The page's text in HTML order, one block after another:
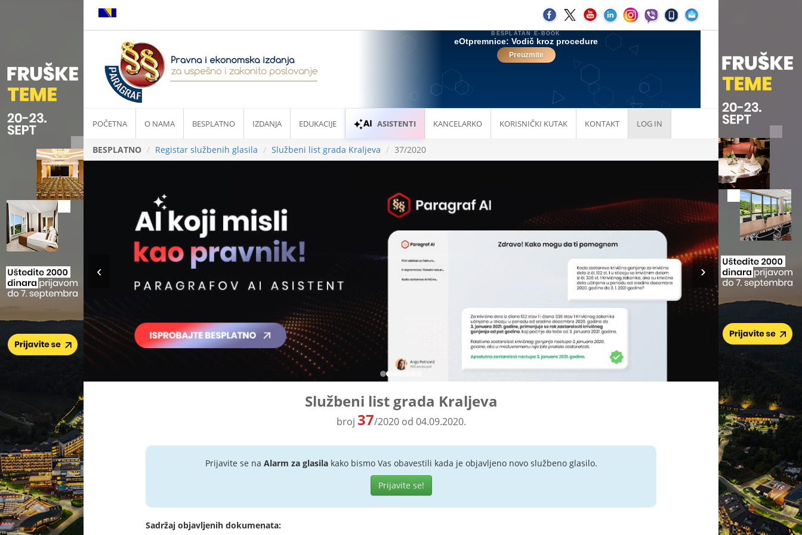
POČETNA O NAMA BESPLATNO IZDANJA EDUKACIJE ASISTENTI KANCELARKO KORISNIČKI KUTAK KONTAKT LOG IN
BESPLATNO Registar službenih glasila Službeni list grada Kraljeva 37/2020
Službeni list grada Kraljeva
broj 37/2020 od 04.09.2020.
Prijavite se na Alarm za glasilakako bismo Vas obavestili kada je objavljeno novo službeno glasilo.
Prijavite se!
Sadržaj objavljenih dokumenata: